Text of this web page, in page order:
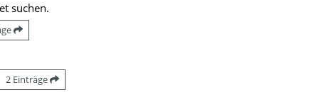
suchen.
2 Einträge